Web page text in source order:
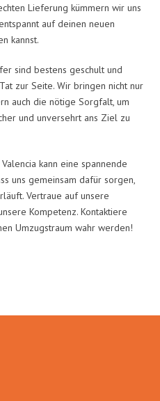
Lieferung kümmern wir uns
auf deinen neuen
kannst.
sind bestens geschult und
zur Seite. Wir bringen nicht nur
auch die nötige Sorgfalt, um
und unversehrt ans Ziel zu
kann eine spannende
uns gemeinsam dafür sorgen,
Vertraue auf unsere
Kompetenz. Kontaktiere
Umzugstraum wahr werden!